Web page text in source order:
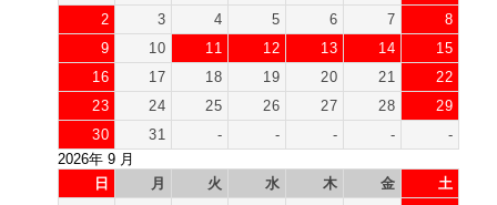
2
3 4 5 6 7
8
9
10 11 12 13 14
15
16
17 18 19 20 21
22
23
24 25 26 27 28
29
30
31 - - - -
-
2026年 9 月
日
月 火 水 木 金
土